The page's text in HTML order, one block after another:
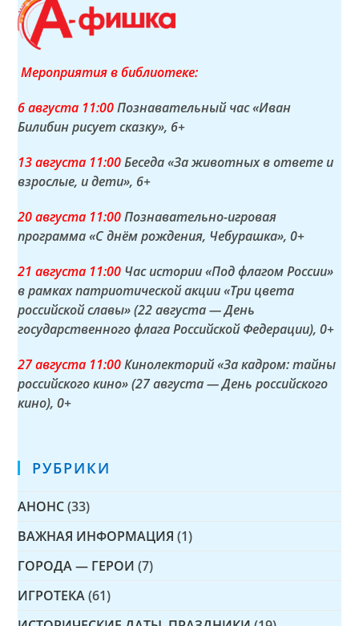
Мероприятия в библиотеке:
6 августа 11:00Познавательный час «Иван
Билибин рисует сказку», 6+
13 августа 11:00Беседа «За животных в ответе и
взрослые, и дети», 6+
20 августа 11:00Познавательно-игровая
программа «С днём рождения, Чебурашка», 0+
21 августа 11:00 Час истории «Под флагом России»
в рамках патриотической акции «Три цвета
российской славы» (22 августа — День
государственного флага Российской Федерации), 0+
27 августа 11:00Кинолекторий «За кадром: тайны
российского кино» (27 августа — День российского
кино), 0+
РУБРИКИ
АНОНС (33)
ВАЖНАЯ ИНФОРМАЦИЯ (1)
ГОРОДА — ГЕРОИ (7)
ИГРОТЕКА (61)